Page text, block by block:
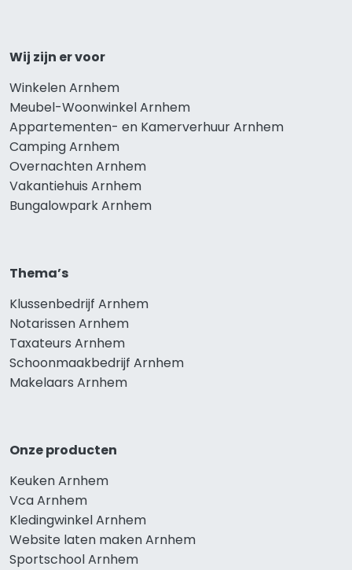
Wij zijn er voor
Winkelen Arnhem
Meubel-Woonwinkel Arnhem
Appartementen- en Kamerverhuur Arnhem
Camping Arnhem
Overnachten Arnhem
Vakantiehuis Arnhem
Bungalowpark Arnhem
Thema’s
Klussenbedrijf Arnhem
Notarissen Arnhem
Taxateurs Arnhem
Schoonmaakbedrijf Arnhem
Makelaars Arnhem
Onze producten
Keuken Arnhem
Vca Arnhem
Kledingwinkel Arnhem
Website laten maken Arnhem
Sportschool Arnhem